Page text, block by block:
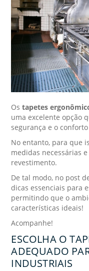
Ostapetes
uma excelente opção
segurança e o
No entanto, para que
medidas necessárias
revestimento.
De tal modo, no post
dicas essenciais para
permitindo que o
características ideais!
Acompanhe!
ESCOLHA O
ADEQUADO
INDUSTRIAIS